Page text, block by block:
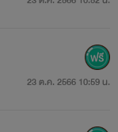
23 ต.ค. 2566 10:59 น.